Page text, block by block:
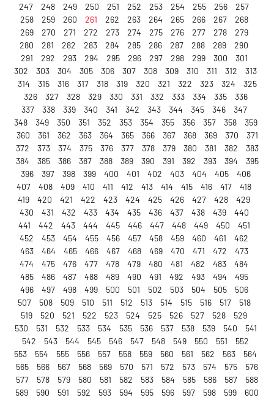
247
248 249 250 251 252 253 254 255 256
257
258
259 260 261 262 263 264 265 266 267
268
269
270 271 272 273 274 275 276 277 278
279
280
281 282 283 284 285 286 287 288 289
290
291
292 293 294 295 296 297 298 299 300
301
302
303 304 305 306 307 308 309 310 311 312
313
314
315 316 317 318 319 320 321 322 323 324
325
326
327 328 329 330 331 332 333 334 335
336
337
338 339 340 341 342 343 344 345 346
347
348
349 350 351 352 353 354 355 356 357 358
359
360
361 362 363 364 365 366 367 368 369 370
371
372
373 374 375 376 377 378 379 380 381 382
383
384
385 386 387 388 389 390 391 392 393 394
395
396
397 398 399 400 401 402 403 404 405
406
407
408 409 410 411 412 413 414 415 416 417
418
419
420 421 422 423 424 425 426 427 428
429
430
431 432 433 434 435 436 437 438 439
440
441
442 443 444 445 446 447 448 449 450
451
452
453 454 455 456 457 458 459 460 461
462
463
464 465 466 467 468 469 470 471 472
473
474
475 476 477 478 479 480 481 482 483
484
485
486 487 488 489 490 491 492 493 494
495
496
497 498 499 500 501 502 503 504 505
506
507
508 509 510 511 512 513 514 515 516 517
518
519
520 521 522 523 524 525 526 527 528
529
530
531 532 533 534 535 536 537 538 539 540
541
542
543 544 545 546 547 548 549 550 551
552
553
554 555 556 557 558 559 560 561 562 563
564
565
566 567 568 569 570 571 572 573 574 575
576
577
578 579 580 581 582 583 584 585 586 587
588
589
590 591 592 593 594 595 596 597 598 599
600